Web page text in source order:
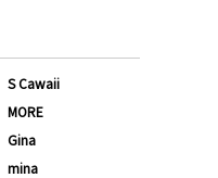
S Cawaii
MORE
Gina
mina